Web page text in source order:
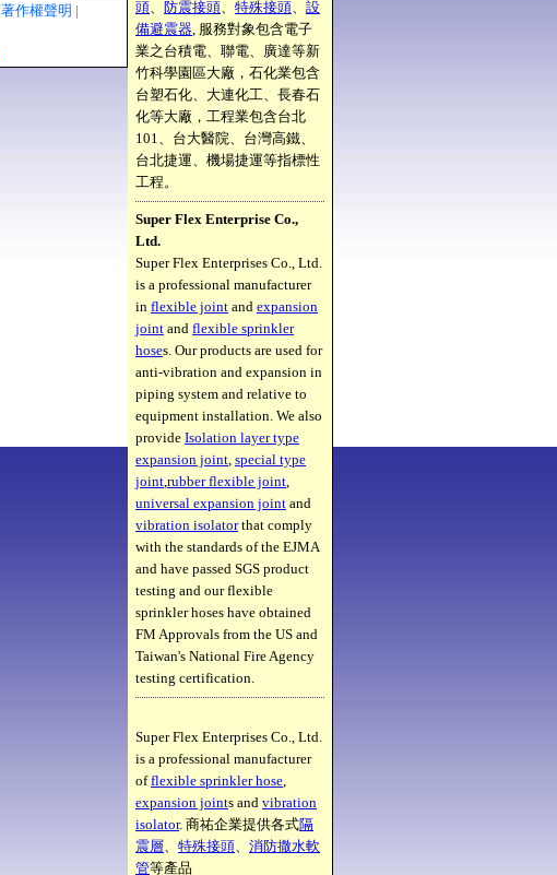
著作權聲明 |
頭、 防震接頭、 特殊接頭、 設
備避震器, 服務對象包含電子
業之台積電、聯電、廣達等新
竹科學園區大廠，石化業包含
台塑石化、大連化工、長春石
化等大廠，工程業包含台北
101、台大醫院、台灣高鐵、
台北捷運、機場捷運等指標性
工程。
Super Flex Enterprise Co.,
Ltd.
Super Flex Enterprises Co., Ltd.
is a professional manufacturer
in flexible joint and expansion
joint and flexible sprinkler
hoses. Our products are used for
anti-vibration and expansion in
piping system and relative to
equipment installation. We also
provide Isolation layer type
expansion joint, special type
joint,rubber flexible joint,
universal expansion joint and
vibration isolatorthat comply
with the standards of the EJMA
and have passed SGS product
testing and our flexible
sprinkler hoses have obtained
FM Approvals from the US and
Taiwan's National Fire Agency
testing certification.
Super Flex Enterprises Co., Ltd.
is a professional manufacturer
offlexible sprinkler hose,
expansion joints and vibration
isolator. 商祐企業提供各式隔
震層、 特殊接頭、 消防撒水軟
管等產品